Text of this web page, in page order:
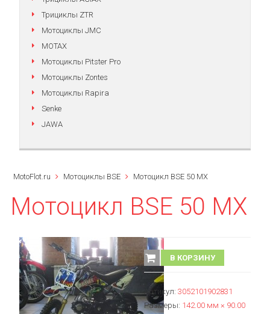
Трициклы ZTR
Мотоциклы JMC
MOTAX
Мотоциклы Pitster Pro
Мотоциклы Zontes
Мотоциклы Rapira
Senke
JAWA
MotoFlot.ru Мотоциклы BSE Мотоцикл BSE 50 MX
Мотоцикл BSE 50 MX
В КОРЗИНУ
Артикул: 3052101902831
Размеры: 142.00 мм × 90.00